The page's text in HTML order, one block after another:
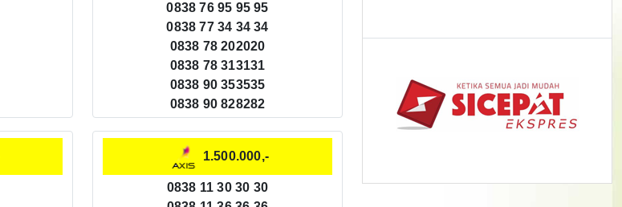
0838 76 95 95 95
0838 77 34 34 34
0838 78 202020
0838 78 313131
0838 90 353535
0838 90 828282
1.500.000,-
0838 11 30 30 30